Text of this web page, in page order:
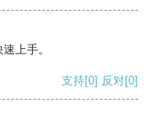
上手。
支持[0] 反对[0]